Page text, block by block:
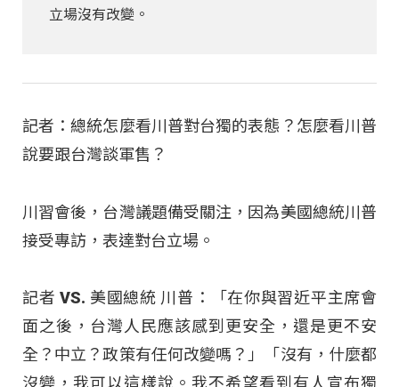
立場沒有改變。
記者：總統怎麼看川普對台獨的表態？怎麼看川普
說要跟台灣談軍售？
川習會後，台灣議題備受關注，因為美國總統川普
接受專訪，表達對台立場。
記者 VS. 美國總統 川普：「在你與習近平主席會
面之後，台灣人民應該感到更安全，還是更不安
全？中立？政策有任何改變嗎？」「沒有，什麼都
沒變，我可以這樣說。我不希望看到有人宣布獨